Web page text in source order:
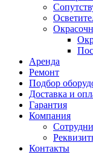
Аренда
Ремонт
Подбор
Доставка и
Гарантия
Компания
Контакты